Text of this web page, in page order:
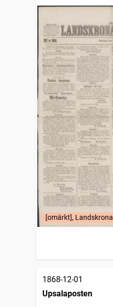
[omärkt], Landskrona
1868-12-01
Upsalaposten